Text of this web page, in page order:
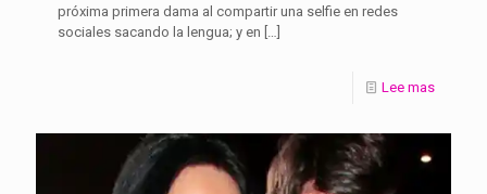
próxima primera dama al compartir una selfie en redes
sociales sacando la lengua; y en
Lee mas